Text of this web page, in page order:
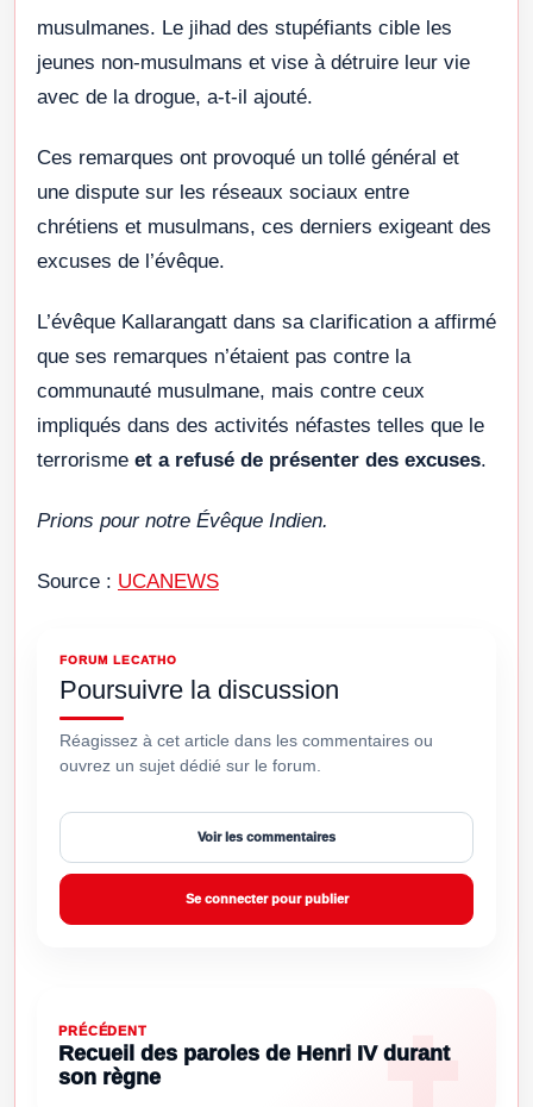
musulmanes. Le jihad des stupéfiants cible les
jeunes non-musulmans et vise à détruire leur vie
avec de la drogue, a-t-il ajouté.
Ces remarques ont provoqué un tollé général et
une dispute sur les réseaux sociaux entre
chrétiens et musulmans, ces derniers exigeant des
excuses de l’évêque.
L’évêque Kallarangatt dans sa clarification a affirmé
que ses remarques n’étaient pas contre la
communauté musulmane, mais contre ceux
impliqués dans des activités néfastes telles que le
terrorisme et a refusé de présenter des excuses.
Prions pour notre Évêque Indien.
Source : UCANEWS
FORUM LECATHO
Poursuivre la discussion
Réagissez à cet article dans les commentaires ou
ouvrez un sujet dédié sur le forum.
Voir les commentaires
Se connecter pour publier
PRÉCÉDENT
Recueil des paroles de Henri IV durant
son règne